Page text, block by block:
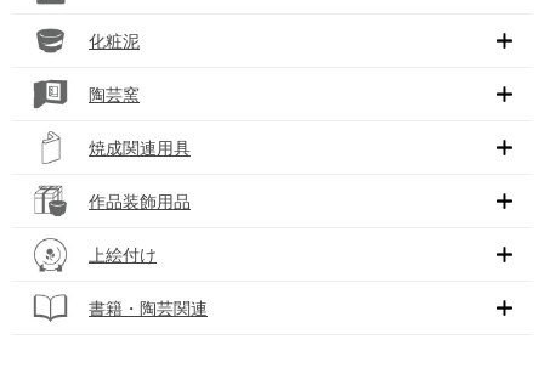
化粧泥
陶芸窯
焼成関連用具
作品装飾用品
上絵付け
書籍・陶芸関連